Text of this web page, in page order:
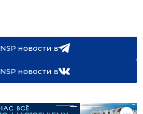
NSP новости в
NSP новости в